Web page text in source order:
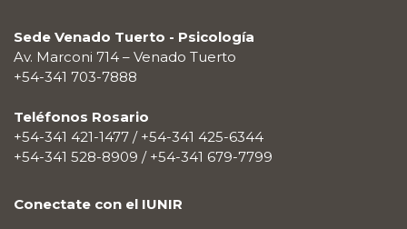
Sede Venado Tuerto - Psicología
Av. Marconi 714 – Venado Tuerto
+54-341 703-7888
Teléfonos Rosario
+54-341 421-1477 / +54-341 425-6344
+54-341 528-8909 / +54-341 679-7799
Conectate con el IUNIR